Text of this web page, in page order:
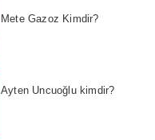
Mete Gazoz Kimdir?
Ayten Uncuoğlu kimdir?